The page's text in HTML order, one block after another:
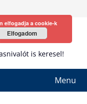
is keresel!
Menu
elfogadja a cookie-k
Elfogadom